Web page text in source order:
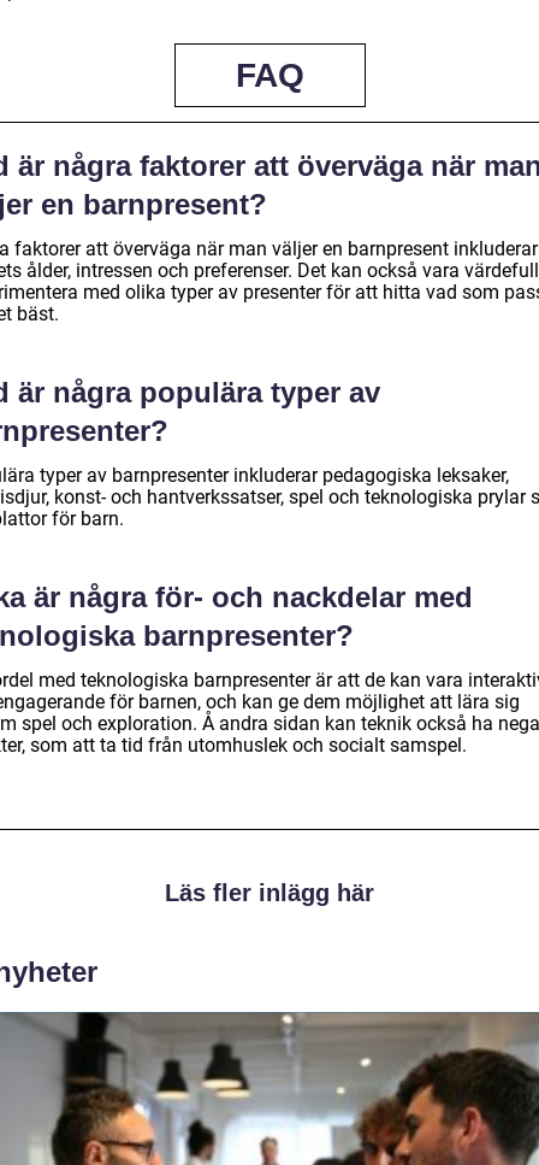
FAQ
är några faktorer att överväga när
en barnpresent?
faktorer att överväga när man väljer en barnpresent inkluderar
ålder, intressen och preferenser. Det kan också vara
med olika typer av presenter för att hitta vad som
bäst.
är några populära typer av
typer av barnpresenter inkluderar pedagogiska leksaker,
konst- och hantverkssatser, spel och teknologiska prylar
för barn.
är några för- och nackdelar med
barnpresenter?
med teknologiska barnpresenter är att de kan vara
för barnen, och kan ge dem möjlighet att lära sig
spel och exploration. Å andra sidan kan teknik också ha
som att ta tid från utomhuslek och socialt samspel.
Läs fler inlägg här